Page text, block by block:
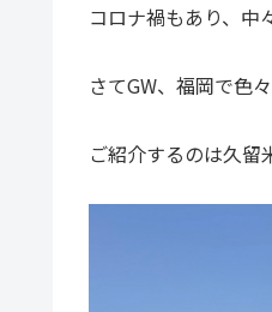
コロナ禍もあり、中
さてGW、福岡で色
ご紹介するのは久留